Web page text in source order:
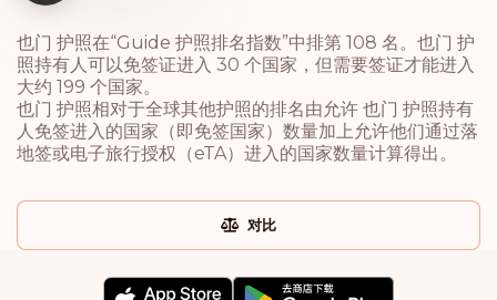
也门 护照在“Guide 护照排名指数”中排第 108 名。也门 护
照持有人可以免签证进入 30 个国家，但需要签证才能进入
大约 199 个国家。
也门 护照相对于全球其他护照的排名由允许 也门 护照持有
人免签进入的国家（即免签国家）数量加上允许他们通过落
地签或电子旅行授权（eTA）进入的国家数量计算得出。
对比